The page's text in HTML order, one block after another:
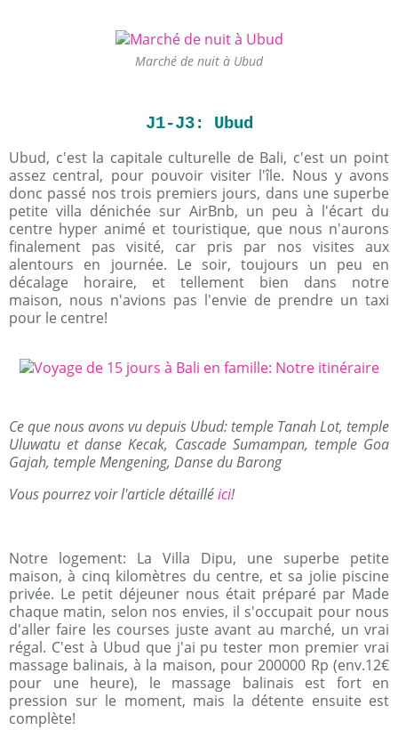
Marché de nuit à Ubud
J1-J3: Ubud
Ubud, c'est la capitale culturelle de Bali, c'est un point
assez central, pour pouvoir visiter l'île. Nous y avons
donc passé nos trois premiers jours, dans une superbe
petite villa dénichée sur AirBnb, un peu à l'écart du
centre hyper animé et touristique, que nous n'aurons
finalement pas visité, car pris par nos visites aux
alentours en journée. Le soir, toujours un peu en
décalage horaire, et tellement bien dans notre
maison, nous n'avions pas l'envie de prendre un taxi
pour le centre!
Ce que nous avons vu depuis Ubud: temple Tanah Lot, temple
Uluwatu et danse Kecak, Cascade Sumampan, temple Goa
Gajah, temple Mengening, Danse du Barong
Vous pourrez voir l'article détailléici!
Notre logement: La Villa Dipu, une superbe petite
maison, à cinq kilomètres du centre, et sa jolie piscine
privée. Le petit déjeuner nous était préparé par Made
chaque matin, selon nos envies, il s'occupait pour nous
d'aller faire les courses juste avant au marché, un vrai
régal. C'est à Ubud que j'ai pu tester mon premier vrai
massage balinais, à la maison, pour 200000 Rp (env.12€
pour une heure), le massage balinais est fort en
pression sur le moment, mais la détente ensuite est
complète!